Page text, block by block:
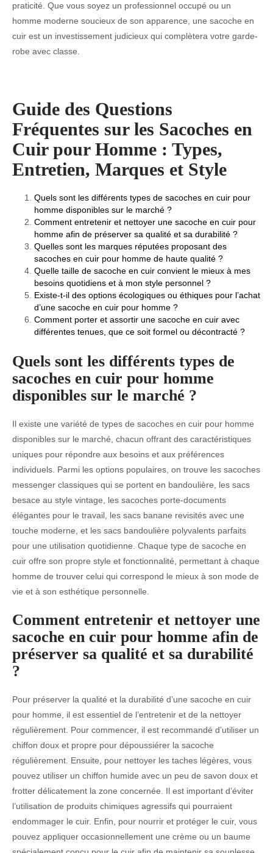
praticité. Que vous soyez un professionnel occupé ou un
homme moderne soucieux de son apparence, une sacoche en
cuir est un investissement judicieux qui complètera votre garde-
robe avec classe.
Guide des Questions
Fréquentes sur les Sacoches en
Cuir pour Homme : Types,
Entretien, Marques et Style
Quels sont les différents types de sacoches en cuir pour
homme disponibles sur le marché ?
Comment entretenir et nettoyer une sacoche en cuir pour
homme afin de préserver sa qualité et sa durabilité ?
Quelles sont les marques réputées proposant des
sacoches en cuir pour homme de haute qualité ?
Quelle taille de sacoche en cuir convient le mieux à mes
besoins quotidiens et à mon style personnel ?
Existe-t-il des options écologiques ou éthiques pour l’achat
d’une sacoche en cuir pour homme ?
Comment porter et assortir une sacoche en cuir avec
différentes tenues, que ce soit formel ou décontracté ?
Quels sont les différents types de
sacoches en cuir pour homme
disponibles sur le marché ?
Il existe une variété de types de sacoches en cuir pour homme
disponibles sur le marché, chacun offrant des caractéristiques
uniques pour répondre aux besoins et aux préférences
individuels. Parmi les options populaires, on trouve les sacoches
messenger classiques qui se portent en bandoulière, les sacs
besace au style vintage, les sacoches porte-documents
élégantes pour le travail, les sacs banane revisités avec une
touche moderne, et les sacs bandoulière polyvalents parfaits
pour une utilisation quotidienne. Chaque type de sacoche en
cuir offre son propre style et fonctionnalité, permettant à chaque
homme de trouver celui qui correspond le mieux à son mode de
vie et à son esthétique personnelle.
Comment entretenir et nettoyer une
sacoche en cuir pour homme afin de
préserver sa qualité et sa durabilité
?
Pour préserver la qualité et la durabilité d’une sacoche en cuir
pour homme, il est essentiel de l’entretenir et de la nettoyer
régulièrement. Pour commencer, il est recommandé d’utiliser un
chiffon doux et propre pour dépoussiérer la sacoche
régulièrement. Ensuite, pour nettoyer les taches légères, vous
pouvez utiliser un chiffon humide avec un peu de savon doux et
frotter délicatement la zone concernée. Il est important d’éviter
l’utilisation de produits chimiques agressifs qui pourraient
endommager le cuir. Enfin, pour nourrir et protéger le cuir, vous
pouvez appliquer occasionnellement une crème ou un baume